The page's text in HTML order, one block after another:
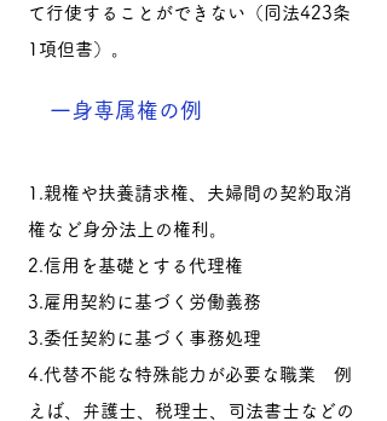
て行使することができない（同法423条
1項但書）。
一身専属権の例
1.親権や扶養請求権、夫婦間の契約取消
権など身分法上の権利。
2.信用を基礎とする代理権
3.雇用契約に基づく労働義務
3.委任契約に基づく事務処理
4.代替不能な特殊能力が必要な職業 例
えば、弁護士、税理士、司法書士などの